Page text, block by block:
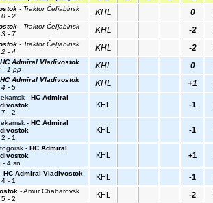
- Traktor Čeľjabinsk
0 - 2
KHL 0
- Traktor Čeľjabinsk
3 - 7
KHL -2
- Traktor Čeľjabinsk
2 - 4
KHL -2
HC Admiral Vladivostok
- 1 pp
KHL 0
HC Admiral Vladivostok
4 - 5
KHL +1
- HC Admiral
7 - 2
KHL -1
- HC Admiral
2 - 1
KHL -1
- HC Admiral
- 4 sn
KHL +1
HC Admiral Vladivostok
4 - 1
KHL -1
- Amur Chabarovsk
5 - 2
KHL -2